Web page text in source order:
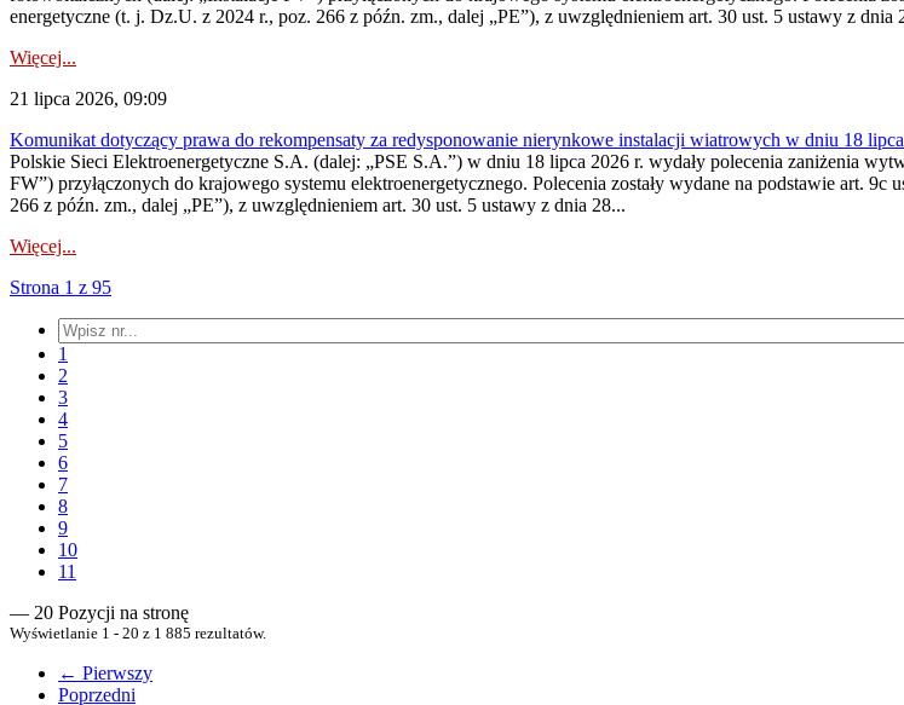
energetyczne (t. j. Dz.U. z 2024 r., poz. 266 z późn. zm., dalej „PE”), z uwzględnieniem art. 30 ust. 5 ustawy z dnia
Więcej...
21 lipca 2026, 09:09
Komunikat dotyczący prawa do rekompensaty za redysponowanie nierynkowe instalacji wiatrowych w dniu 18
Polskie Sieci Elektroenergetyczne S.A. (dalej: „PSE S.A.”) w dniu 18 lipca 2026 r. wydały polecenia zaniżenia
FW”) przyłączonych do krajowego systemu elektroenergetycznego. Polecenia zostały wydane na podstawie art.
266 z późn. zm., dalej „PE”), z uwzględnieniem art. 30 ust. 5 ustawy z dnia 28...
Więcej...
Strona 1 z 95
1
2
3
4
5
6
7
8
9
10
11
— 20 Pozycji na stronę
Wyświetlanie 1 - 20 z 1 885 rezultatów.
← Pierwszy
Poprzedni